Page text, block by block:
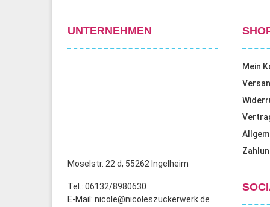
UNTERNEHMEN
Moselstr. 22 d, 55262 Ingelheim
Tel.: 06132/8980630
E-Mail: nicole@nicoleszuckerwerk.de
Mein